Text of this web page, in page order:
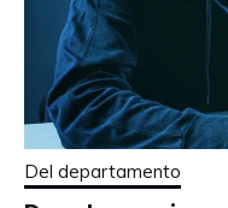
Del departamento